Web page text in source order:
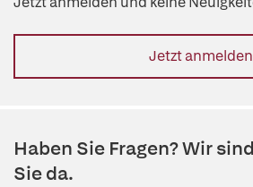
Jetzt anmelden
Haben Sie Fragen? Wir
Sie da.